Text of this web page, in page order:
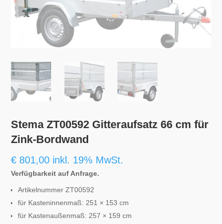
Stema ZT00592 Gitteraufsatz 66 cm für
Zink-Bordwand
€ 801,00 inkl. 19% MwSt.
Verfügbarkeit auf Anfrage.
Artikelnummer ZT00592
für Kasteninnenmaß: 251 × 153 cm
für Kastenaußenmaß: 257 × 159 cm